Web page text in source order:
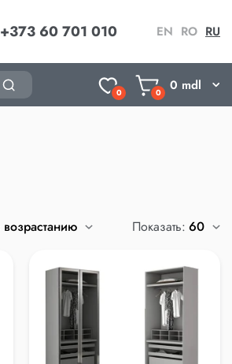
+373 60 701 010 EN RO RU
0 0 0 mdl
Показать: